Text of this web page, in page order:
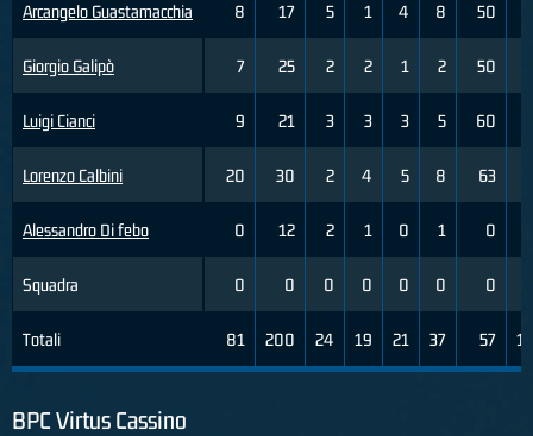
Arcangelo Guastamacchia
Giorgio Galipò
Luigi Cianci
Lorenzo Calbini
Alessandro Di febo
Squadra
Totali
8 17 5 1 4 8 50
7 25 2 2 1 2 50
9 21 3 3 3 5 60
20 30 2 4 5 8 63
0 12 2 1 0 1 0
0 0 0 0 0 0 0
81 200 24 19 21 37 57
BPC Virtus Cassino